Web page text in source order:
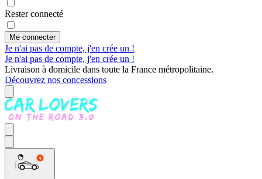
Rester connecté
Me connecter
Je n'ai pas de compte, j'en crée un !
Je n'ai pas de compte, j'en crée un !
Livraison à domicile dans toute la France métropolitaine.
Découvrez nos concessions